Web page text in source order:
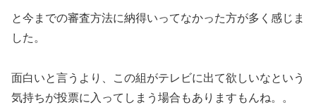
と今までの審査方法に納得いってなかった方が多く感じま
した。
面白いと言うより、この組がテレビに出て欲しいなという
気持ちが投票に入ってしまう場合もありますもんね。。